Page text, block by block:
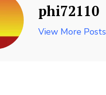
phi72110
View More Posts